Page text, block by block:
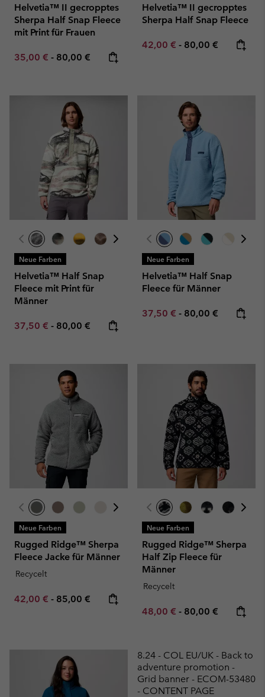
Helvetia™ II gecropptes
Sherpa Half Snap Fleece
mit Print für Frauen
Minimum sale price:
35,00 € - Maximum price:
80,00 €
Helvetia™ II gecropptes
Sherpa Half Snap Fleece
Minimum sale price:
42,00 € - Maximum price:
80,00 €
Neue Farben
Helvetia™ Half Snap
Fleece mit Print für
Männer
Minimum sale price:
37,50 € - Maximum price:
80,00 €
Neue Farben
Helvetia™ Half Snap
Fleece für Männer
Minimum sale price:
37,50 € - Maximum price:
80,00 €
Neue Farben
Rugged Ridge™ Sherpa
Fleece Jacke für Männer
Recycelt
Minimum sale price:
42,00 € - Maximum price:
85,00 €
Neue Farben
Rugged Ridge™ Sherpa
Half Zip Fleece für
Männer
Recycelt
Minimum sale price:
48,00 € - Maximum price:
80,00 €
8.24 - COL EU/UK - Back to
adventure promotion -
Grid banner - ECOM-53480
- CONTENT PAGE